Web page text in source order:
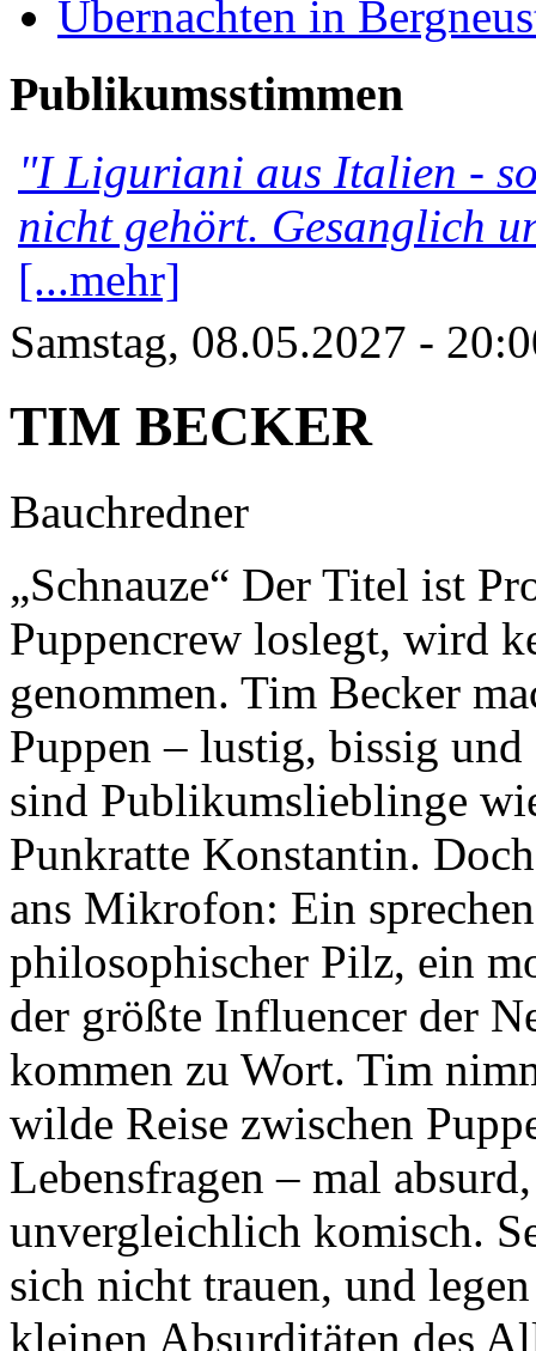
Übernachten in
Publikumsstimmen
"I Liguriani aus Italien -
nicht gehört. Gesanglich
[...mehr]
Samstag, 08.05.2027 -
TIM BECKER
Bauchredner
„Schnauze“ Der Titel ist
Puppencrew loslegt, wird
genommen. Tim Becker
Puppen – lustig, bissig
sind Publikumslieblinge
Punkratte Konstantin.
ans Mikrofon: Ein
philosophischer Pilz, ein
der größte Influencer der
kommen zu Wort. Tim
wilde Reise zwischen
Lebensfragen – mal
unvergleichlich komisch.
sich nicht trauen, und
kleinen Absurditäten des